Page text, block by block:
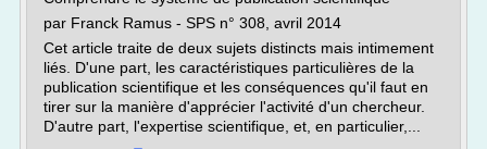
par Franck Ramus - SPS n° 308, avril 2014
Cet article traite de deux sujets distincts mais intimement
liés. D'une part, les caractéristiques particulières de la
publication scientifique et les conséquences qu'il faut en
tirer sur la manière d'apprécier l'activité d'un chercheur.
D'autre part, l'expertise scientifique, et, en particulier,...